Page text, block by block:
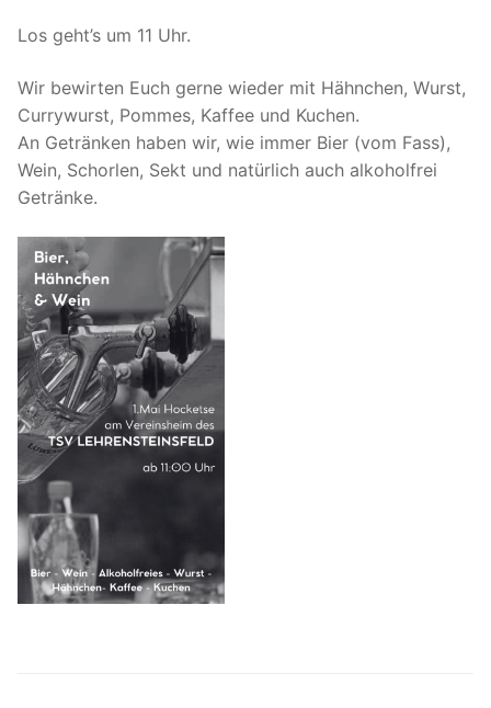
Los geht’s um 11 Uhr.
Wir bewirten Euch gerne wieder mit Hähnchen, Wurst,
Currywurst, Pommes, Kaffee und Kuchen.
An Getränken haben wir, wie immer Bier (vom Fass),
Wein, Schorlen, Sekt und natürlich auch alkoholfrei
Getränke.